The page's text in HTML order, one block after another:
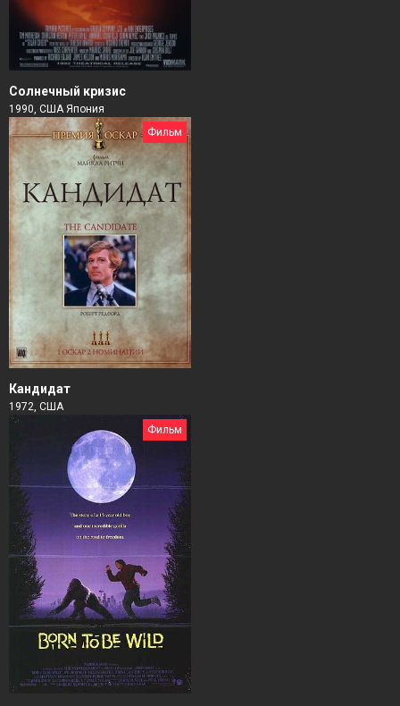
Солнечный кризис
1990, США Япония
Фильм
Кандидат
1972, США
Фильм